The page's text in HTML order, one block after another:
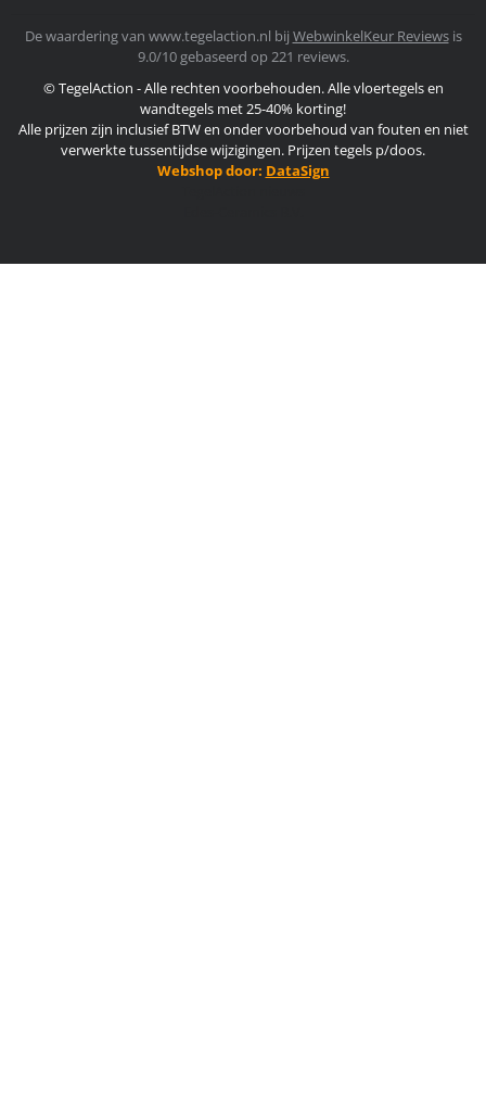
De waardering van www.tegelaction.nl bij WebwinkelKeur Reviewsis
9.0/10 gebaseerd op 221 reviews.
© TegelAction - Alle rechten voorbehouden. Alle vloertegels en
wandtegels met 25-40% korting!
Alle prijzen zijn inclusief BTW en onder voorbehoud van fouten en niet
verwerkte tussentijdse wijzigingen. Prijzen tegels p/doos.
Webshop door: DataSign